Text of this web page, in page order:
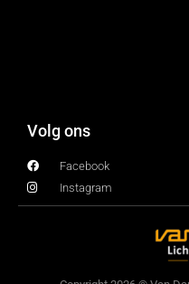
Volg ons
Facebook
Instagram